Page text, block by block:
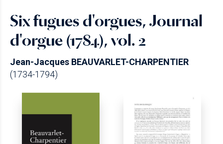
Six fugues d'orgues, Journal
d'orgue (1784), vol. 2
Jean-Jacques BEAUVARLET-CHARPENTIER
(1734-1794)